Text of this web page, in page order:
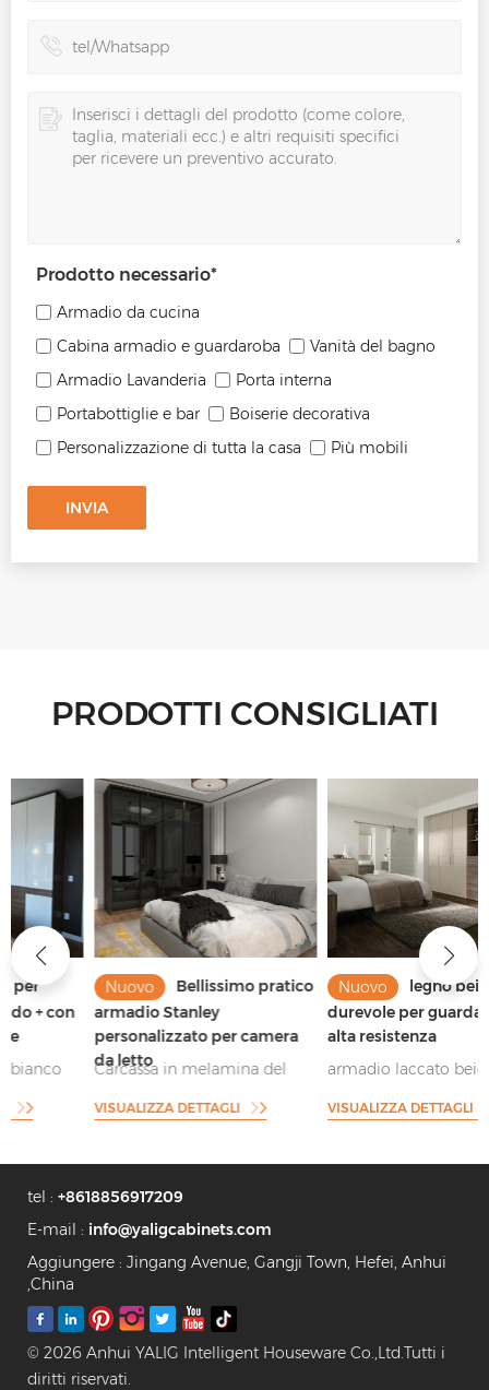
Prodotto necessario*
Armadio da cucina
Cabina armadio e guardaroba
Vanità del bagno
Armadio Lavanderia
Porta interna
Portabottiglie e bar
Boiserie decorativa
Personalizzazione di tutta la casa
Più mobili
INVIA
PRODOTTI CONSIGLIATI
Nuovo
Bellissimo pratico
armadio Stanley
personalizzato per camera
da letto
Carcassa in melamina del
armadio con ante scorrevoli
VISUALIZZA DETTAGLI
Nuovo
legno beige
durevole per guardaroba ad
alta resistenza
armadio laccato beige e
stoccaggio principale
VISUALIZZA DETTAGLI
tel : +8618856917209
E-mail : info@yaligcabinets.com
Aggiungere : Jingang Avenue, Gangji Town, Hefei, Anhui
,China
© 2026 Anhui YALIG Intelligent Houseware Co.,Ltd.Tutti i
diritti riservati.